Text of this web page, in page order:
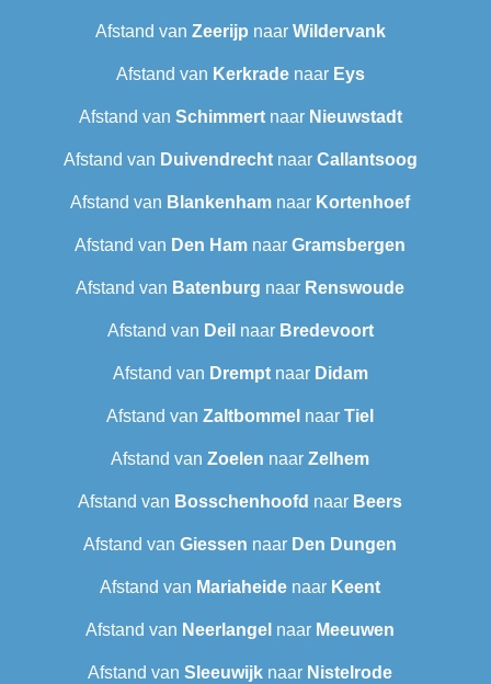
Afstand van Zeerijp naar Wildervank
Afstand van Kerkradenaar Eys
Afstand van Schimmertnaar Nieuwstadt
Afstand van Duivendrechtnaar Callantsoog
Afstand van Blankenham naar Kortenhoef
Afstand van Den Ham naar Gramsbergen
Afstand van Batenburg naar Renswoude
Afstand van Deil naar Bredevoort
Afstand van Dremptnaar Didam
Afstand van Zaltbommel naar Tiel
Afstand van Zoelen naar Zelhem
Afstand van Bosschenhoofd naar Beers
Afstand van Giessen naar Den Dungen
Afstand van Mariaheide naar Keent
Afstand van Neerlangel naar Meeuwen
Afstand van Sleeuwijk naar Nistelrode